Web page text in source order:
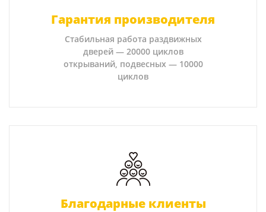
Гарантия производителя
Стабильная работа раздвижных
дверей — 20000 циклов
открываний, подвесных — 10000
циклов
Благодарные клиенты